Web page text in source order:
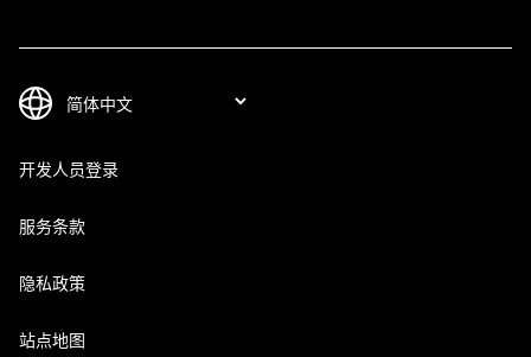
开发人员登录
服务条款
隐私政策
站点地图